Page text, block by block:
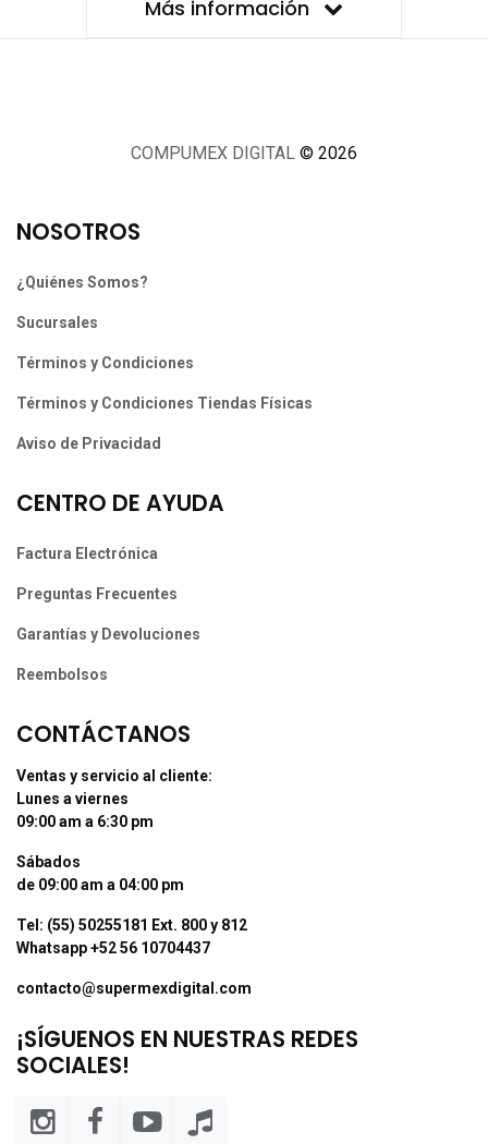
Más información
COMPUMEX DIGITAL © 2026
NOSOTROS
¿Quiénes Somos?
Sucursales
Términos y Condiciones
Términos y Condiciones Tiendas Físicas
Aviso de Privacidad
CENTRO DE AYUDA
Factura Electrónica
Preguntas Frecuentes
Garantías y Devoluciones
Reembolsos
CONTÁCTANOS
Ventas y servicio al cliente:
Lunes a viernes
09:00 am a 6:30 pm
Sábados
de 09:00 am a 04:00 pm
Tel: (55) 50255181 Ext. 800 y 812
Whatsapp +52 56 10704437
contacto@supermexdigital.com
¡SÍGUENOS EN NUESTRAS REDES
SOCIALES!